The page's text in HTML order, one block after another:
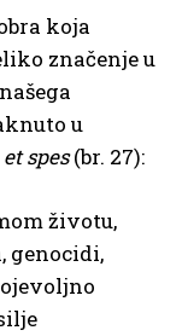
koja
značenje u
u
spes(br. 27):
životu,
genocidi,